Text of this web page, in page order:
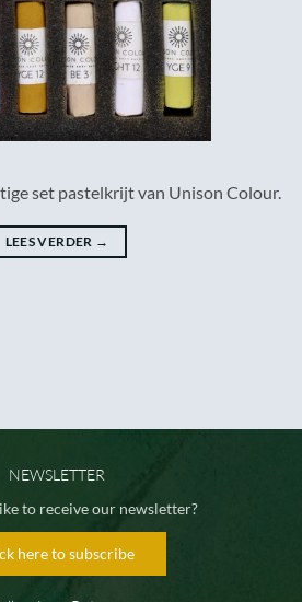
set pastelkrijt van Unison Colour.
LEES VERDER →
NEWSLETTER
to receive our newsletter?
here to subscribe